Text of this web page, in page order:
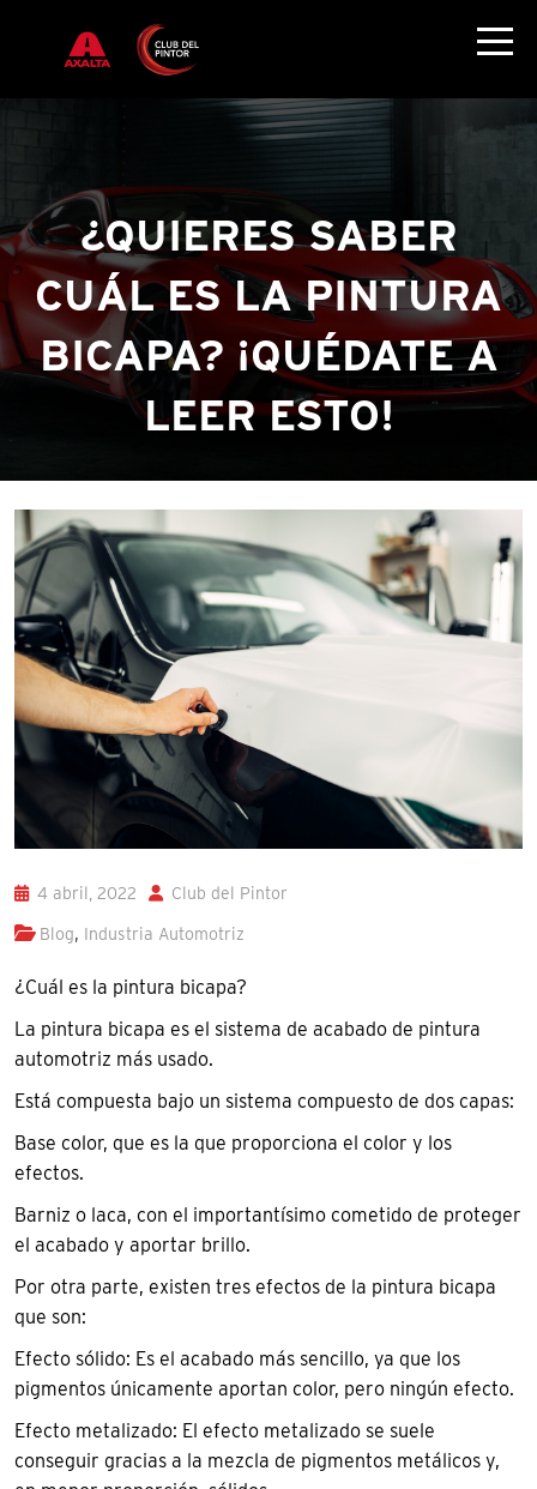
¿QUIERES SABER
CUÁL ES LA PINTURA
BICAPA? ¡QUÉDATE A
LEER ESTO!
4 abril, 2022 Club del Pintor
Blog, Industria Automotriz
¿Cuál es la pintura bicapa?
La pintura bicapa es el sistema de acabado de pintura
automotriz más usado.
Está compuesta bajo un sistema compuesto de dos capas:
Base color, que es la que proporciona el color y los
efectos.
Barniz o laca, con el importantísimo cometido de proteger
el acabado y aportar brillo.
Por otra parte, existen tres efectos de la pintura bicapa
que son:
Efecto sólido: Es el acabado más sencillo, ya que los
pigmentos únicamente aportan color, pero ningún efecto.
Efecto metalizado: El efecto metalizado se suele
conseguir gracias a la mezcla de pigmentos metálicos y,